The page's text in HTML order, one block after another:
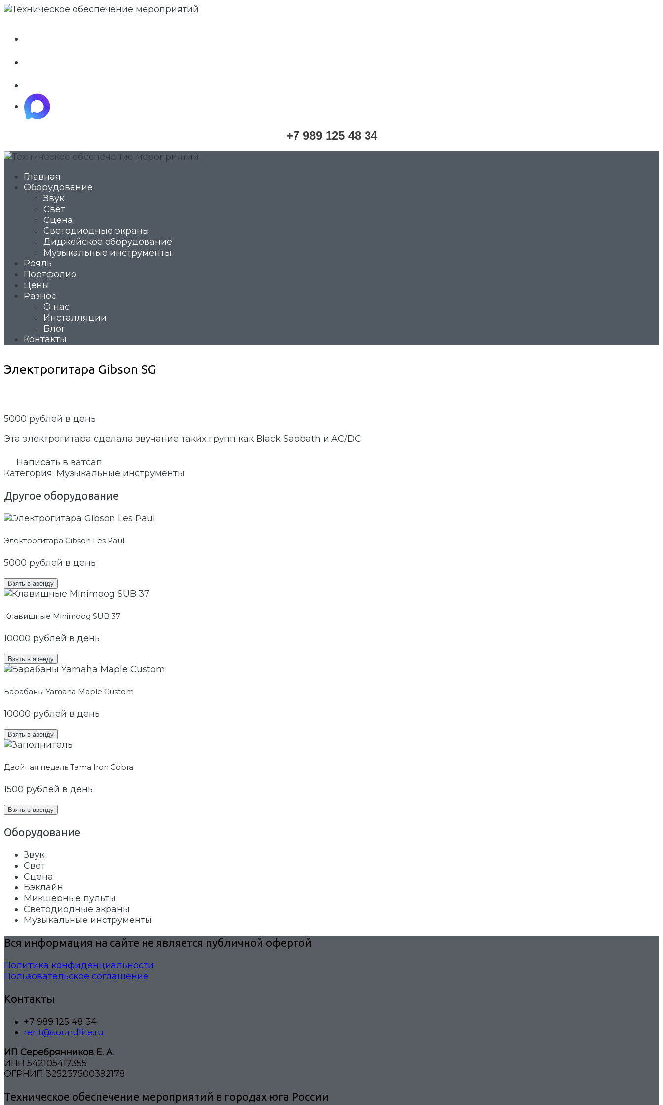
maximize
+7 989 125 48 34
Главная
Оборудование
Звук
Свет
Сцена
Светодиодные экраны
Диджейское оборудование
Музыкальные инструменты
Рояль
Портфолио
Цены
Разное
О нас
Инсталляции
Блог
Контакты
Электрогитара Gibson SG
5000 рублей в день
Эта электрогитара сделала звучание таких групп как Black Sabbath и AC/DC
Написать в ватсап
Категория: Музыкальные инструменты
Другое оборудование
Электрогитара Gibson Les Paul
5000 рублей в день
Взять в аренду
Клавишные Minimoog SUB 37
10000 рублей в день
Взять в аренду
Барабаны Yamaha Maple Custom
10000 рублей в день
Взять в аренду
Двойная педаль Tama Iron Cobra
1500 рублей в день
Взять в аренду
Оборудование
Звук
Свет
Сцена
Бэклайн
Микшерные пульты
Светодиодные экраны
Музыкальные инструменты
Вся информация на сайте не является публичной офертой
Политика конфиденциальности
Пользовательское соглашение
Контакты
+7 989 125 48 34
rent@soundlite.ru
ИП Серебрянников Е. А.
ИНН 542105417355
ОГРНИП 325237500392178
Техническое обеспечение мероприятий в городах юга России